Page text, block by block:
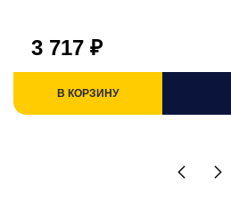
3 717 ₽
В КОРЗИНУ